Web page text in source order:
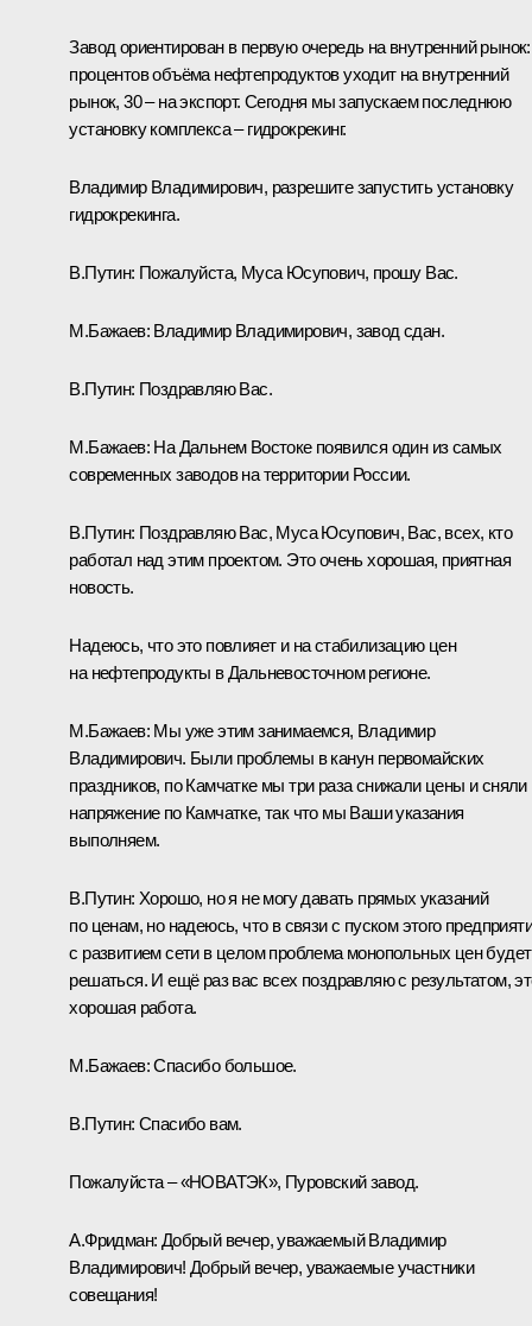
Завод ориентирован в первую очередь на внутренний
процентов объёма нефтепродуктов уходит на внутренний
рынок, 30 – на экспорт. Сегодня мы запускаем последнюю
установку комплекса – гидрокрекинг.
Владимир Владимирович, разрешите запустить установку
гидрокрекинга.
В.Путин: Пожалуйста, Муса Юсупович, прошу Вас.
М.Бажаев: Владимир Владимирович, завод сдан.
В.Путин: Поздравляю Вас.
М.Бажаев: На Дальнем Востоке появился один из самых
современных заводов на территории России.
В.Путин: Поздравляю Вас, Муса Юсупович, Вас, всех, кто
работал над этим проектом. Это очень хорошая, приятная
новость.
Надеюсь, что это повлияет и на стабилизацию цен
на нефтепродукты в Дальневосточном регионе.
М.Бажаев: Мы уже этим занимаемся, Владимир
Владимирович. Были проблемы в канун первомайских
праздников, по Камчатке мы три раза снижали цены и сняли
напряжение по Камчатке, так что мы Ваши указания
выполняем.
В.Путин: Хорошо, но я не могу давать прямых указаний
по ценам, но надеюсь, что в связи с пуском этого
с развитием сети в целом проблема монопольных цен будет
решаться. И ещё раз вас всех поздравляю с результатом,
хорошая работа.
М.Бажаев:Спасибо большое.
В.Путин: Спасибо вам.
Пожалуйста – «НОВАТЭК», Пуровский завод.
А.Фридман: Добрый вечер, уважаемый Владимир
Владимирович! Добрый вечер, уважаемые участники
совещания!